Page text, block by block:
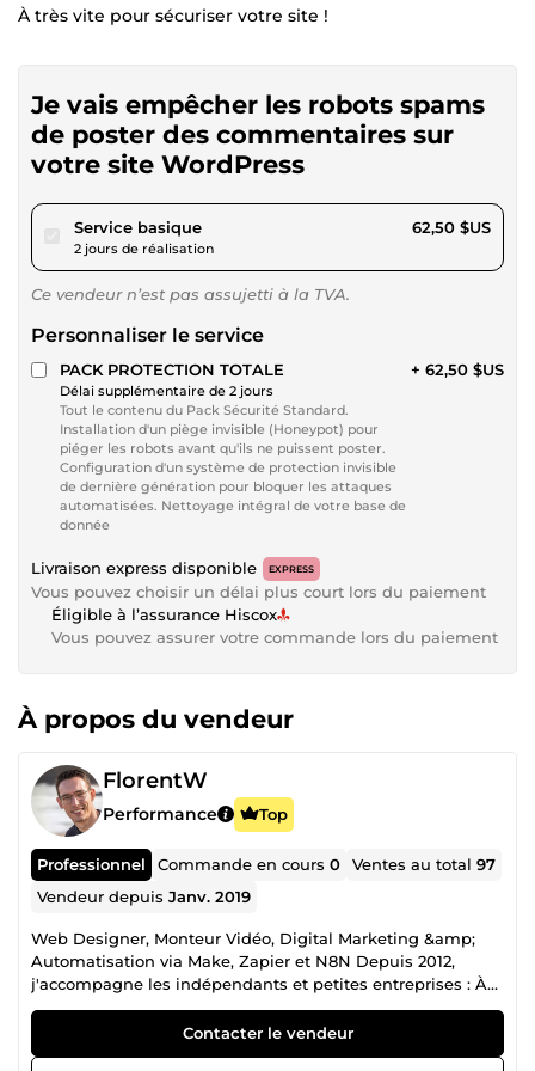
À très vite pour sécuriser votre site !
Je vais empêcher les robots spams
de poster des commentaires sur
votre site WordPress
Service basiquepour 57,60 $US
2 jours de réalisation
62,50 $US
Ce vendeur n’est pas assujetti à la TVA.
Personnaliser le service
PACK PROTECTION TOTALE
Délai supplémentaire de 2 jours
Tout le contenu du Pack Sécurité Standard.
Installation d'un piège invisible (Honeypot) pour
piéger les robots avant qu'ils ne puissent poster.
Configuration d'un système de protection invisible
de dernière génération pour bloquer les attaques
automatisées. Nettoyage intégral de votre base de
donnée
+ 62,50 $US
Livraison express disponible EXPRESS
Vous pouvez choisir un délai plus court lors du paiement
Éligible à l’assurance Hiscox
Vous pouvez assurer votre commande lors du paiement
À propos du vendeur
FlorentW
Performance Top
Professionnel Commande en cours0 Ventes au total97
Vendeur depuisJanv. 2019
Web Designer, Monteur Vidéo, Digital Marketing &amp;
Automatisation via Make, Zapier et N8N Depuis 2012,
j'accompagne les indépendants et petites entreprises : À
être visible sur internet En créant des sites web mobile et
entonnoirs de vente digitaux. À captiver leur audience En
Contacter le vendeur